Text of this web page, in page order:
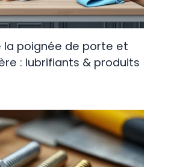
la poignée de porte et
: lubrifiants & produits